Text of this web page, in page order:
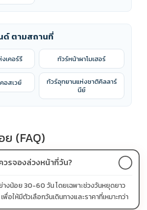
ด์ ตามสถานที่
เคอร์รี ทัวร์หน้าผาโมเฮอร์
อสเวย์
ทัวร์อุทยานแห่งชาติคิลลาร์
นีย์
(FAQ)
วรจองล่วงหน้ากี่วัน?
างน้อย 30-60 วัน โดยเฉพาะช่วงวันหยุดยาว
อให้มีตัวเลือกวันเดินทางและราคาที่เหมาะกว่า